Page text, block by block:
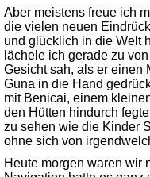
Aber meistens freue ich
die vielen neuen
und glücklich in die Welt
lächele ich gerade zu
Gesicht sah, als er einen
Guna in die Hand
mit Benicai, einem
den Hütten hindurch
zu sehen wie die Kinder
ohne sich von
Heute morgen waren wir